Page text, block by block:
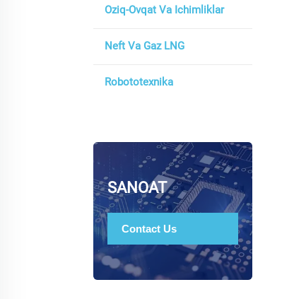
Oziq-Ovqat Va Ichimliklar
Neft Va Gaz LNG
Robototexnika
SANOAT
Contact Us